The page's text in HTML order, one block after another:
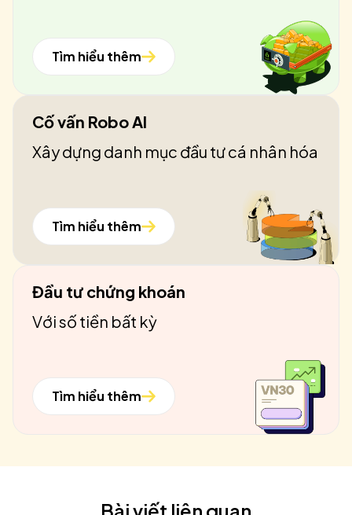
Tìm hiểu thêm
Cố vấn Robo AI
Xây dựng danh mục đầu tư cá nhân hóa
Tìm hiểu thêm
Đầu tư chứng khoán
Với số tiền bất kỳ
Tìm hiểu thêm
Bài viết liên quan